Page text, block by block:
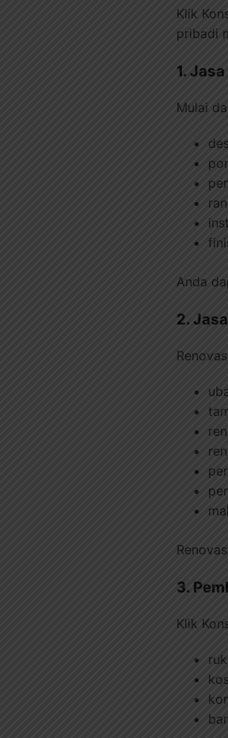
Klik
pribadi
1.
Mulai
Anda
2.
3.
Klik